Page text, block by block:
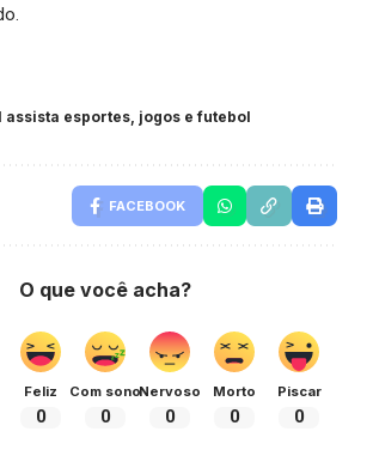
assista esportes jogos e futebol
FACEBOOK
O que você acha?
Feliz
0
Com sono
0
Nervoso
0
Morto
0
Piscar
0